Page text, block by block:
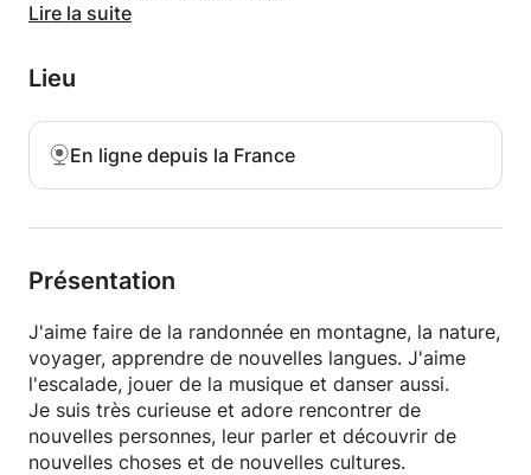
J'adapte mes leçons à mes apprenants en fonction
d'intérêts. Je peux préparer différents types de
leçons comme des leçons de conversation, de
grammaire, traditionnelles etc, en les rendant
ludiques et en faisant en sorte que l'apprenant soit
actif.
Aussi, je peux évaluer le niveau linguistique d'une
personne sur toutes les compétences (orales et
Lire la suite
Lieu
En ligne depuis la France
Présentation
J'aime faire de la randonnée en montagne, la nature,
voyager, apprendre de nouvelles langues. J'aime
l'escalade, jouer de la musique et danser aussi.
Je suis très curieuse et adore rencontrer de
nouvelles personnes, leur parler et découvrir de
nouvelles choses et de nouvelles cultures.